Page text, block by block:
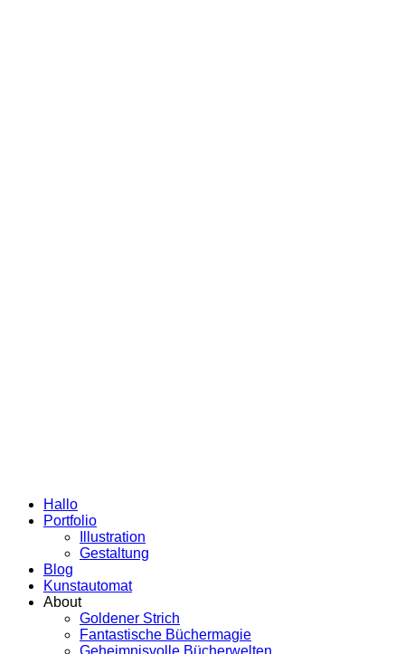
Hallo
Portfolio
Illustration
Gestaltung
Blog
Kunstautomat
About
Goldener Strich
Fantastische Büchermagie
Geheimnisvolle Bücherwelten